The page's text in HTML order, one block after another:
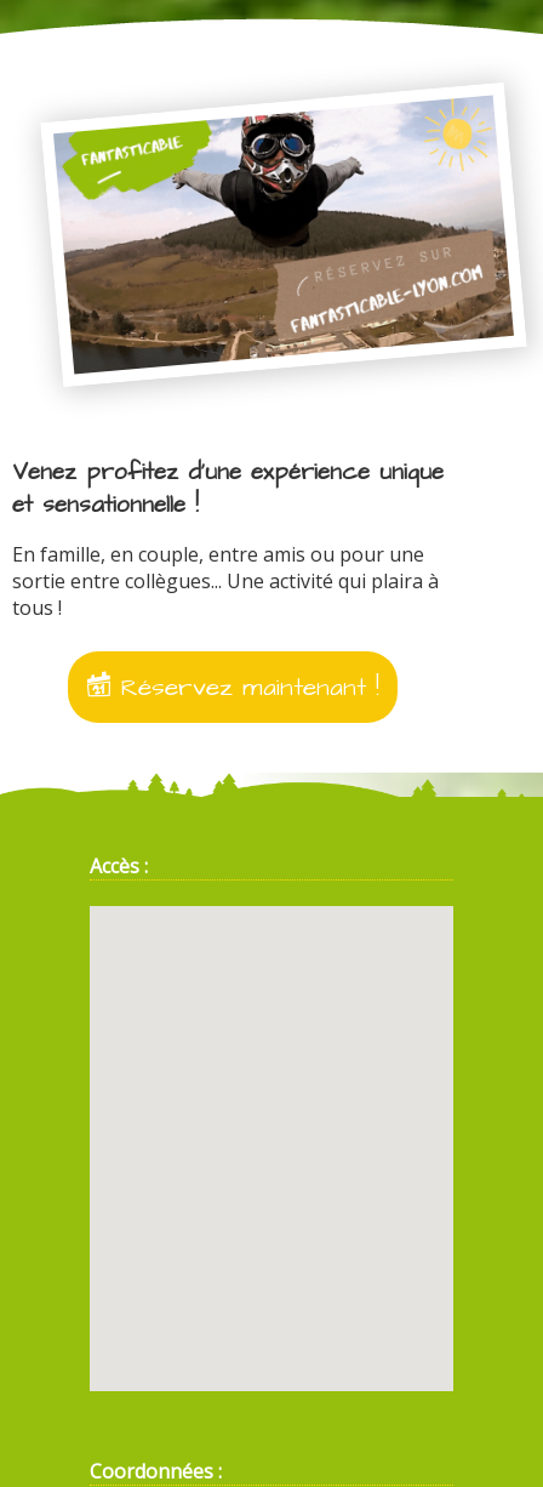
Venez profitez d'une expérience unique
et sensationnelle !
En famille, en couple, entre amis ou pour une
sortie entre collègues... Une activité qui plaira à
tous !
Réservez maintenant !
Accès :
Coordonnées :